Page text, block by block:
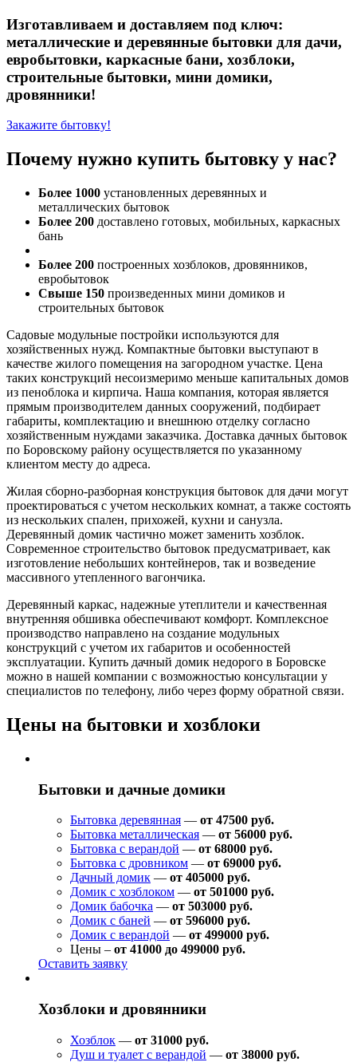
Изготавливаем и доставляем под ключ:
металлические и деревянные бытовки для дачи,
евробытовки, каркасные бани, хозблоки,
строительные бытовки, мини домики,
дровянники!
Закажите бытовку!
Почему нужно купить бытовку у нас?
Более 1000 установленных деревянных и
металлических бытовок
Более 200 доставлено готовых, мобильных, каркасных
бань
Более 200 построенных хозблоков, дровянников,
евробытовок
Свыше 150 произведенных мини домиков и
строительных бытовок
Садовые модульные постройки используются для
хозяйственных нужд. Компактные бытовки выступают в
качестве жилого помещения на загородном участке. Цена
таких конструкций несоизмеримо меньше капитальных домов
из пеноблока и кирпича. Наша компания, которая является
прямым производителем данных сооружений, подбирает
габариты, комплектацию и внешнюю отделку согласно
хозяйственным нуждами заказчика. Доставка дачных бытовок
по Боровскому району осуществляется по указанному
клиентом месту до адреса.
Жилая сборно-разборная конструкция бытовок для дачи могут
проектироваться с учетом нескольких комнат, а также состоять
из нескольких спален, прихожей, кухни и санузла.
Деревянный домик частично может заменить хозблок.
Современное строительство бытовок предусматривает, как
изготовление небольших контейнеров, так и возведение
массивного утепленного вагончика.
Деревянный каркас, надежные утеплители и качественная
внутренняя обшивка обеспечивают комфорт. Комплексное
производство направлено на создание модульных
конструкций с учетом их габаритов и особенностей
эксплуатации. Купить дачный домик недорого в Боровске
можно в нашей компании с возможностью консультации у
специалистов по телефону, либо через форму обратной связи.
Цены на бытовки и хозблоки
Бытовки и дачные домики
Бытовка деревянная — от 47500 руб.
Бытовка металлическая — от 56000 руб.
Бытовка с верандой — от 68000 руб.
Бытовка с дровником — от 69000 руб.
Дачный домик — от 405000 руб.
Домик с хозблоком — от 501000 руб.
Домик бабочка — от 503000 руб.
Домик с баней — от 596000 руб.
Домик с верандой — от 499000 руб.
Цены – от 41000 до 499000 руб.
Оставить заявку
Хозблоки и дровянники
Хозблок — от 31000 руб.
Душ и туалет с верандой — от 38000 руб.